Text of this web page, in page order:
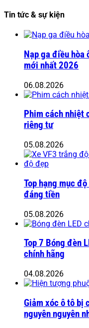
Tin tức & sự kiện
Nạp ga điều hòa
mới nhất 2026
06.08.2026
Phim cách nhiệt
riêng tư
05.08.2026
Top hạng mục
đáng tiền
05.08.2026
Top 7 Bóng đèn
chính hãng
04.08.2026
Giảm xóc ô tô bị
nguyên nguyên